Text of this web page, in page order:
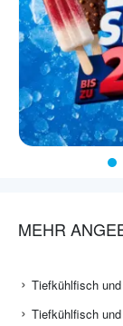
MEHR
Tiefkühlfisch
Tiefkühlfisch